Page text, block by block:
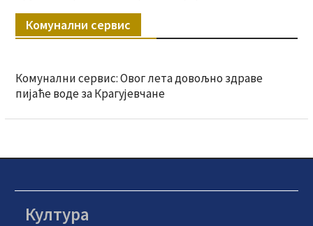
Комунални сервис
Комунални сервис: Овог лета довољно здраве
пијаће воде за Крагујевчане
Култура